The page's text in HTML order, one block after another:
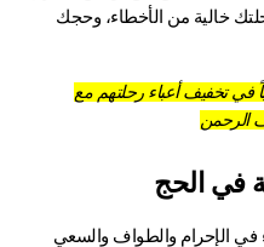
الصحيحة لأداء المناسك، حتى تكون رحلتك خالية من الأخطاء، وحجك
أعباء رحلتهم مع
الحج
تتنوع أخطاء شائعة في الحج بين أخطاء في الإحرام والطواف والسعي